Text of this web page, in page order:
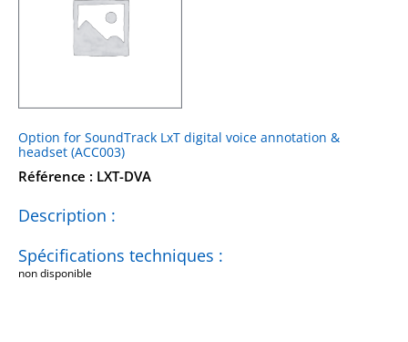
Option for SoundTrack LxT digital voice annotation &
headset (ACC003)
Référence : LXT-DVA
Spécifications techniques :
non disponible
Description :